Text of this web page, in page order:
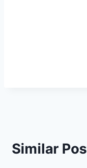
Similar